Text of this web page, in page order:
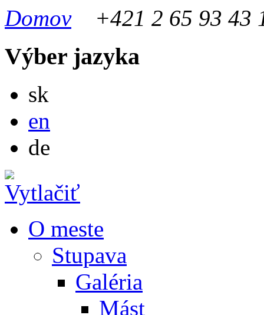
Domov +421 2 65 93 43
Výber jazyka
sk
en
de
O meste
Stupava
Galéria
Mást